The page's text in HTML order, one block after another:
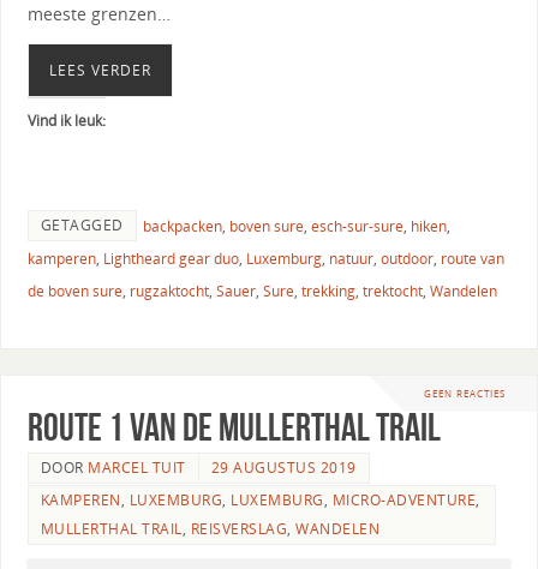
meeste grenzen…
LEES VERDER
Vind ik leuk:
GETAGGED backpacken, boven sure, esch-sur-sure, hiken,
kamperen, Lightheard gear duo, Luxemburg, natuur, outdoor, route van
de boven sure, rugzaktocht, Sauer, Sure, trekking, trektocht, Wandelen
GEEN REACTIES
Route 1 van de Mullerthal Trail
DOOR MARCEL TUIT
29 AUGUSTUS 2019
KAMPEREN, LUXEMBURG, LUXEMBURG, MICRO-ADVENTURE,
MULLERTHAL TRAIL, REISVERSLAG,WANDELEN